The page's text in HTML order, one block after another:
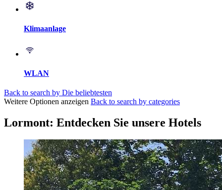
Klimaanlage
WLAN
Back to search by Die beliebtesten
Weitere Optionen anzeigen Back to search by categories
Lormont: Entdecken Sie unsere Hotels